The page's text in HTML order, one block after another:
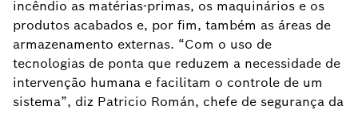
incêndio as matérias-primas, os maquinários e os
produtos acabados e, por fim, também as áreas de
armazenamento externas. “Com o uso de
tecnologias de ponta que reduzem a necessidade de
intervenção humana e facilitam o controle de um
sistema”, diz Patricio Román, chefe de segurança da